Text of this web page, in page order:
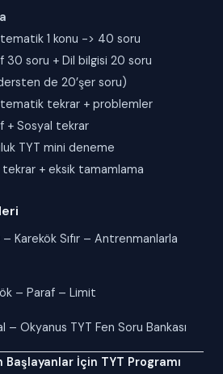
1 konu -> 40 soru
30 soru + Dil bilgisi 20 soru
de 20’şer soru)
tekrar + problemler
+ Sosyal tekrar
TYT mini deneme
tekrar + eksik tamamlama
Karekök Sıfır – Antrenmanlarla
– Paraf – Limit
– Okyanus TYT Fen Soru Bankası
Başlayanlar İçin TYT Programı